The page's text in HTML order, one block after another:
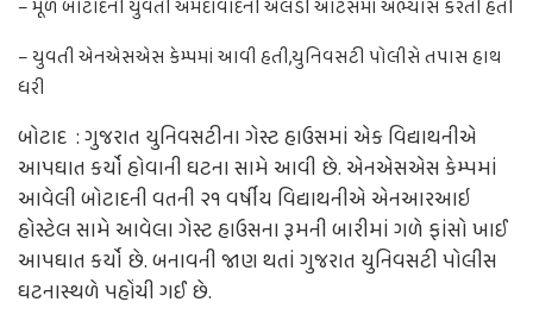
– મૂળ બોટાદની યુવતી અમદાવાદની એલડી આર્ટસમાં અભ્યાસ કરતી હતી
– યુવતી એનએસએસ કેમ્પમાં આવી હતી,યુનિવસટી પોલીસે તપાસ હાથ
ધરી
બોટાદ : ગુજરાત યુનિવસટીના ગેસ્ટ હાઉસમાં એક વિદ્યાથનીએ
આપઘાત કર્યો હોવાની ઘટના સામે આવી છે. એનએસએસ કેમ્પમાં
આવેલી બોટાદની વતની ૨૧ વર્ષીય વિદ્યાથનીએ એનઆરઆઇ
હોસ્ટેલ સામે આવેલા ગેસ્ટ હાઉસના રૂમની બારીમાં ગળે ફાંસો ખાઈ
આપઘાત કર્યો છે. બનાવની જાણ થતાં ગુજરાત યુનિવસટી પોલીસ
ઘટનાસ્થળે પહોંચી ગઈ છે.